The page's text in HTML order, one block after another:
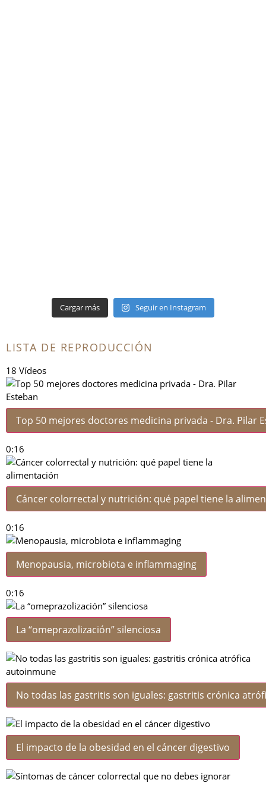
Cargar más Seguir en Instagram
LISTA DE REPRODUCCIÓN
18 Vídeos
Top 50 mejores doctores medicina privada - Dra. Pilar
0:16
Cáncer colorrectal y nutrición: qué papel tiene la
0:16
Menopausia, microbiota e inflammaging
0:16
La “omeprazolización” silenciosa
No todas las gastritis son iguales: gastritis crónica
El impacto de la obesidad en el cáncer digestivo